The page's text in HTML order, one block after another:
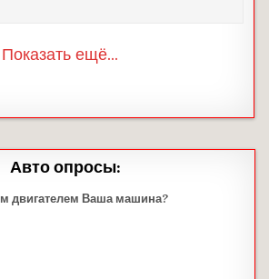
Показать ещё...
Авто опросы:
двигателем Ваша машина?